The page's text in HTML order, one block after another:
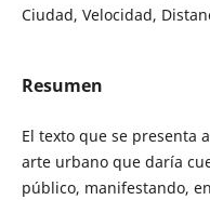
Ciudad, Velocidad,
Resumen
El texto que se presenta
arte urbano que daría
público, manifestando,